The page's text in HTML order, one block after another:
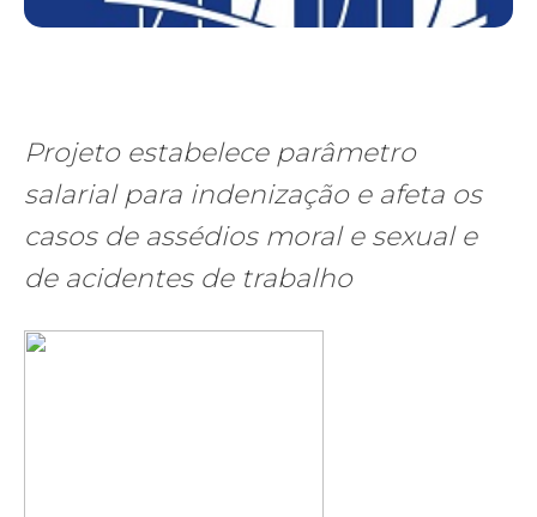
Projeto estabelece parâmetro
salarial para indenização e afeta os
casos de assédios moral e sexual e
de acidentes de trabalho